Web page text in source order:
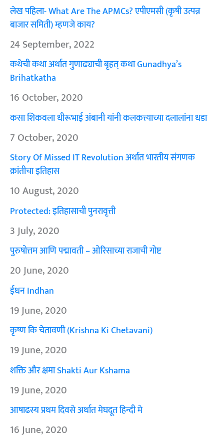
लेख पहिला- What Are The APMCs? एपीएमसी (कृषी उत्पन्न
बाजार समिती) म्हणजे काय?
24 September, 2022
कथेची कथा अर्थात गुणाढ्याची बृहत् कथा Gunadhya’s
Brihatkatha
16 October, 2020
कसा शिकवला धीरूभाई अंबानी यांनी कलकत्त्याच्या दलालांना धडा
7 October, 2020
Story Of Missed IT Revolution अर्थात भारतीय संगणक
क्रांतीचा इतिहास
10 August, 2020
Protected: इतिहासाची पुनरावृत्ती
3 July, 2020
पुरुषोत्तम आणि पद्मावती – ओरिसाच्या राजाची गोष्ट
20 June, 2020
ईंधन Indhan
19 June, 2020
कृष्ण कि चेतावणी (Krishna Ki Chetavani)
19 June, 2020
शक्ति और क्षमा Shakti Aur Kshama
19 June, 2020
आषाढस्य प्रथम दिवसे अर्थात मेघदूत हिन्दी मे
16 June, 2020